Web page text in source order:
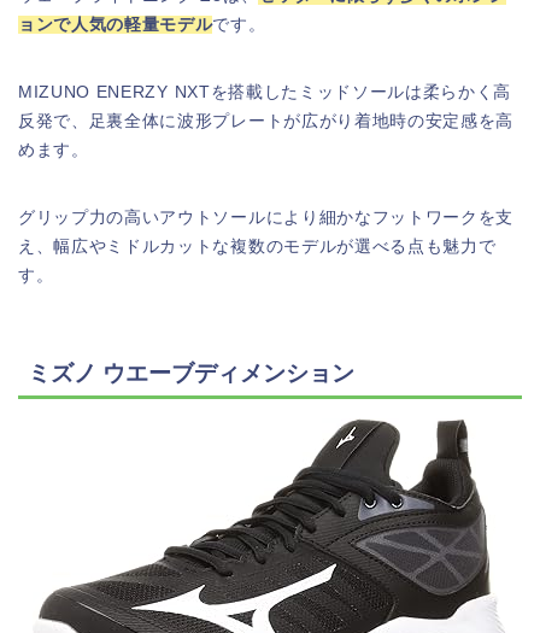
ョンで人気の軽量モデルです。
MIZUNO ENERZY NXTを搭載したミッドソールは柔らかく高
反発で、足裏全体に波形プレートが広がり着地時の安定感を高
めます。
グリップ力の高いアウトソールにより細かなフットワークを支
え、幅広やミドルカットな複数のモデルが選べる点も魅力で
す。
ミズノ ウエーブディメンション